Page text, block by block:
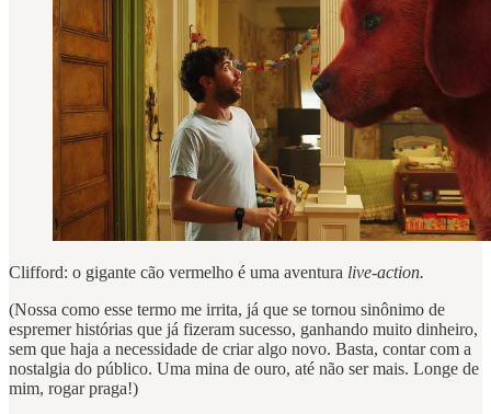
Clifford: o gigante cão vermelho é uma aventura live-action.
(Nossa como esse termo me irrita, já que se tornou sinônimo de
espremer histórias que já fizeram sucesso, ganhando muito dinheiro,
sem que haja a necessidade de criar algo novo. Basta, contar com a
nostalgia do público. Uma mina de ouro, até não ser mais. Longe de
mim, rogar praga!)